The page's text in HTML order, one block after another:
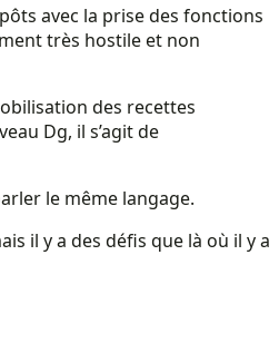
avec la prise des fonctions
très hostile et non
des recettes
Dg, il s’agit de
le même langage.
il y a des défis que là où il y a